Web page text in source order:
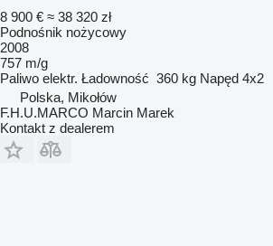
8 900 € ≈ 38 320 zł
Podnośnik nożycowy
2008
757 m/g
Paliwo elektr. Ładowność 360 kg Napęd 4x2
Polska, Mikołów
F.H.U.MARCO Marcin Marek
Kontakt z dealerem